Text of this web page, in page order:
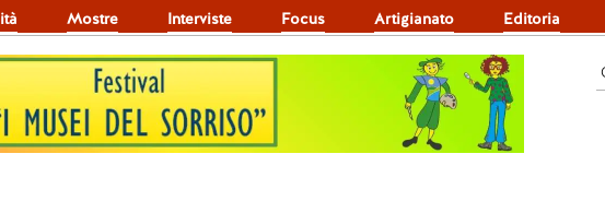
Mostre Interviste Focus Artigianato Editoria